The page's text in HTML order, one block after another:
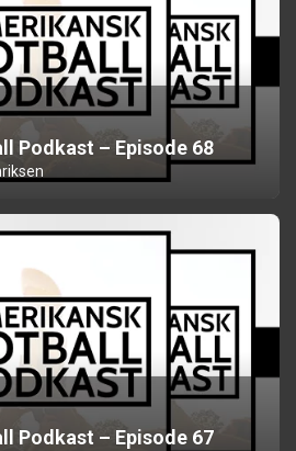
Podkast – Episode 68
Podkast – Episode 67